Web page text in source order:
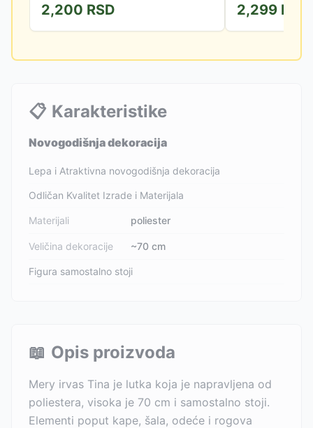
2,200 RSD 2,299 RSD
📋 Karakteristike
Novogodišnja dekoracija
Lepa i Atraktivna novogodišnja dekoracija
Odličan Kvalitet Izrade i Materijala
Materijali poliester
Veličina dekoracije ~70 cm
Figura samostalno stoji
📖 Opis proizvoda
Mery irvas Tina je lutka koja je napravljena od
poliestera, visoka je 70 cm i samostalno stoji.
Elementi poput kape, šala, odeće i rogova